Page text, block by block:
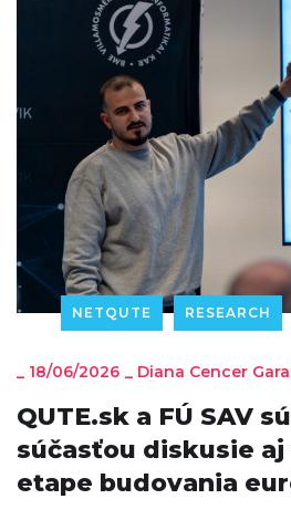
NETQUTE RESEARCH
_ 18/06/2026 _ Diana Cencer
QUTE.sk a FÚ SAV
súčasťou diskusie
etape budovania